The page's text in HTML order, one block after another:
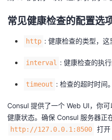
常见健康检查的配置选
http : 健康检查的类型，这
interval : 健康检查的执行
timeout : 检查的超时时间。
Consul 提供了一个 Web UI，你
健康状态。确保 Consul 服务器正
http://127.0.0.1:8500 打开